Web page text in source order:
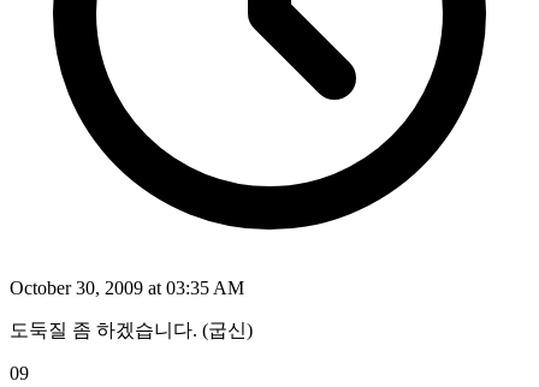
October 30, 2009 at 03:35 AM
도둑질 좀 하겠습니다. (굽신)
09